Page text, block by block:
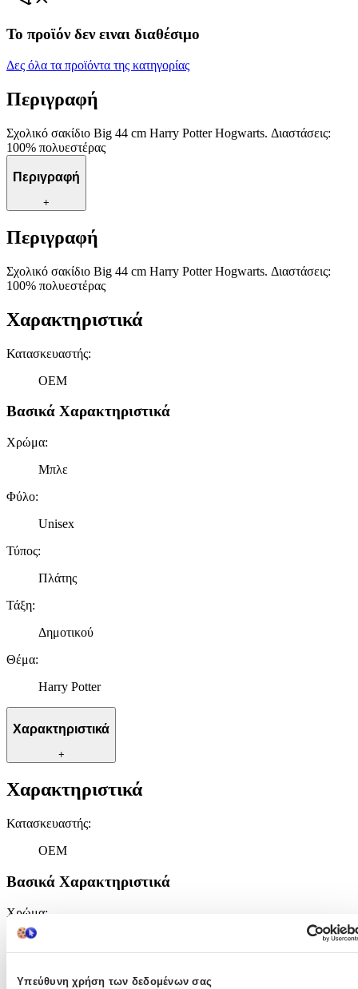
Υπεύθυνη χρήση των δεδομένων σας
Το προϊόν δεν ειναι διαθέσιμο
Δες όλα τα προϊόντα της κατηγορίας
Περιγραφή
Σχολικό σακίδιο Big 44 cm Harry Potter Hogwarts. Διαστάσεις:
100% πολυεστέρας
Περιγραφή
+
Περιγραφή
Σχολικό σακίδιο Big 44 cm Harry Potter Hogwarts. Διαστάσεις:
100% πολυεστέρας
Χαρακτηριστικά
Κατασκευαστής:
OEM
Βασικά Χαρακτηριστικά
Χρώμα:
Μπλε
Φύλο:
Unisex
Τύπος:
Πλάτης
Τάξη:
Δημοτικού
Θέμα:
Harry Potter
Χαρακτηριστικά
+
Χαρακτηριστικά
Κατασκευαστής:
OEM
Βασικά Χαρακτηριστικά
Χρώμα: